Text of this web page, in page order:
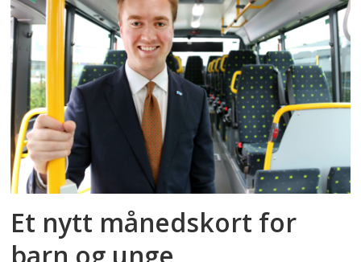
Et nytt månedskort for
barn og unge